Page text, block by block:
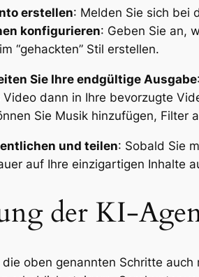
erstellen: Melden Sie sich bei
konfigurieren: Geben Sie an,
“gehackten” Stil erstellen.
Sie Ihre endgültige Ausgabe
Video dann in Ihre bevorzugte
Sie Musik hinzufügen, Filter
und teilen: Sobald Sie
auf Ihre einzigartigen Inhalte
der KI-
die oben genannten Schritte